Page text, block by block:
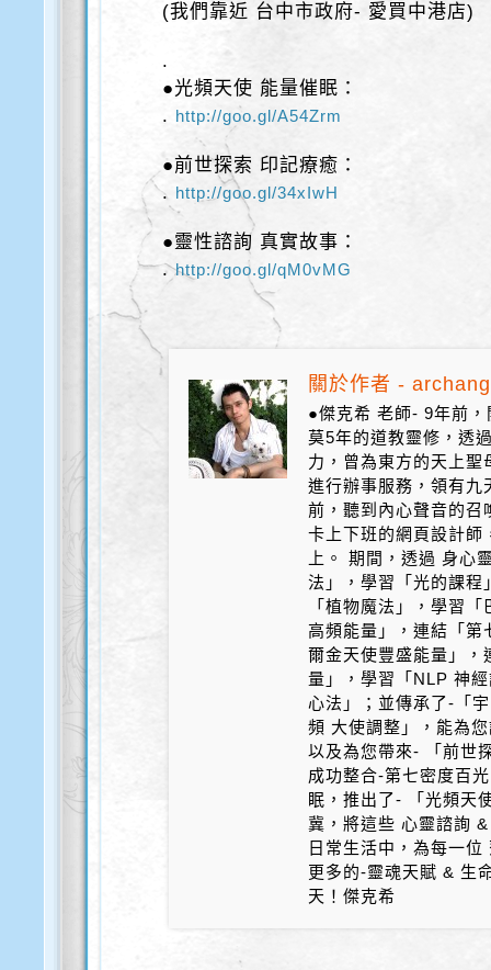
(我們靠近 台中市政府- 愛買中港店)
.
●光頻天使 能量催眠：
. http://goo.gl/A54Zrm
●前世探索 印記療癒：
. http://goo.gl/34xIwH
●靈性諮詢 真實故事：
.http://goo.gl/qM0vMG
關於作者 -
●傑克希 老師- 9年前
莫5年的道教靈修，透
力，曾為東方的天上
進行辦事服務，領有
前，聽到內心聲音的召
卡上下班的網頁設計師
上。 期間，透過 身心
法」，學習「光的課程
「植物魔法」，學習
高頻能量」，連結「第
爾金天使豐盛能量」，
量」，學習「NLP 神
心法」；並傳承了-「
頻 大使調整」，能為
以及為您帶來- 「前世
成功整合-第七密度百
眠，推出了- 「光頻天
冀，將這些 心靈諮詢
日常生活中，為每一
更多的-靈魂天賦 & 生
天！傑克希